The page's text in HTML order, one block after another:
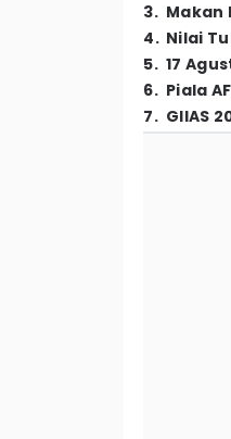
3. Makan
4. Nilai
5. 17
6. Piala
7. GIIAS